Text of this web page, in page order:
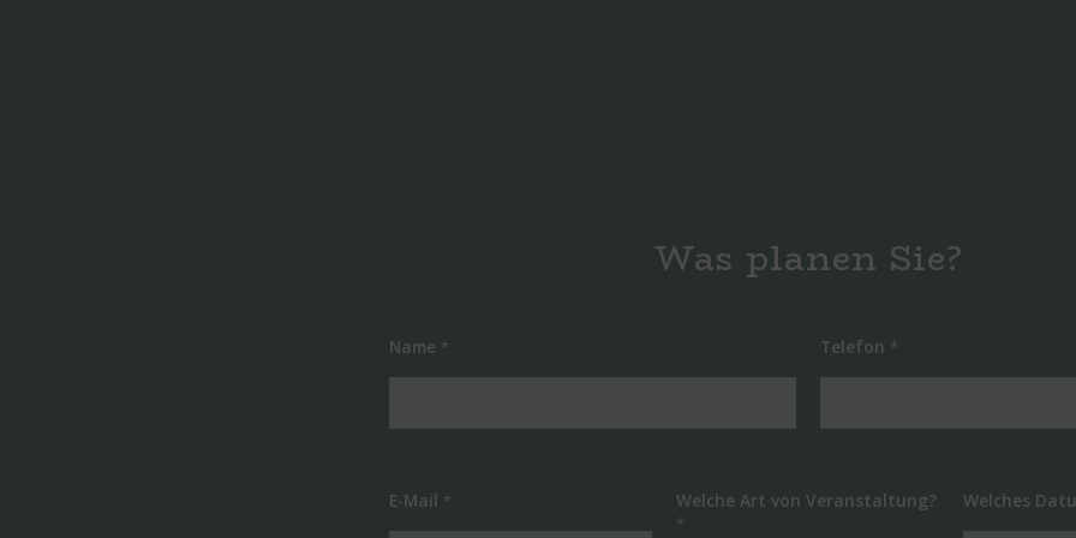
Was planen Sie?
Name * Telefon *
E-Mail * Welche Art von Veranstaltung?
*
Welches